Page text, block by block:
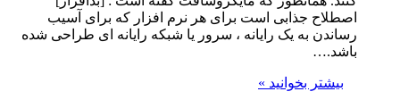
اصطلاح جذابی است برای هر نرم افزار که برای آسیب
رساندن به یک رایانه ، سرور یا شبکه رایانه ای طراحی شده
باشد.…
بیشتر بخوانید »